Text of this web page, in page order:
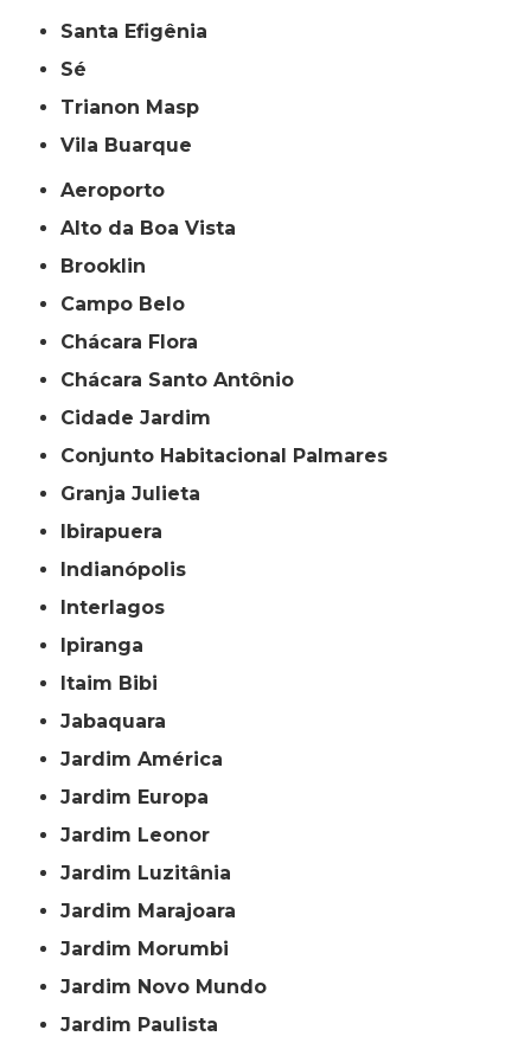
Santa Efigênia
Sé
Trianon Masp
Vila Buarque
Aeroporto
Alto da Boa Vista
Brooklin
Campo Belo
Chácara Flora
Chácara Santo Antônio
Cidade Jardim
Conjunto Habitacional Palmares
Granja Julieta
Ibirapuera
Indianópolis
Interlagos
Ipiranga
Itaim Bibi
Jabaquara
Jardim América
Jardim Europa
Jardim Leonor
Jardim Luzitânia
Jardim Marajoara
Jardim Morumbi
Jardim Novo Mundo
Jardim Paulista